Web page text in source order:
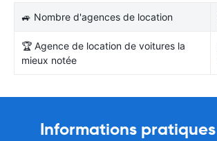
🚙 Nombre d'agences de location
🏆 Agence de location de voitures la
mieux notée
Informations pratiques